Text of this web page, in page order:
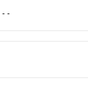
- -